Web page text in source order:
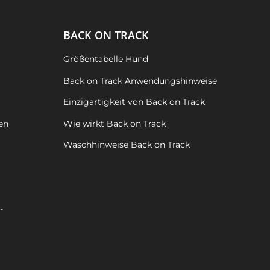
BACK ON TRACK
Größentabelle Hund
Back on Track Anwendungshinweise
Einzigartigkeit von Back on Track
Wie wirkt Back on Track
Waschhinweise Back on Track